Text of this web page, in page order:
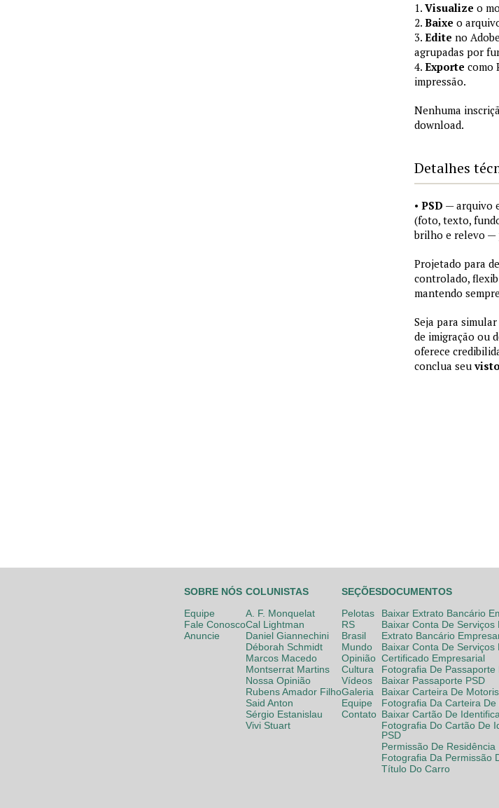
1. Visualize o
2. Baixe o
3. Edite no
agrupadas por
4. Exporte como
impressão.
Nenhuma
download.
Detalhes
• PSD — arquivo
(foto, texto,
brilho e relevo —
Projetado para
controlado,
mantendo
Seja para
de imigração ou
oferece
conclua seu
SOBRE NÓS
Equipe
Fale Conosco
Anuncie
COLUNISTAS
A. F. Monquelat
Cal Lightman
Daniel Giannechini
Déborah Schmidt
Marcos Macedo
Montserrat Martins
Nossa Opinião
Rubens Amador Filho
Said Anton
Sérgio Estanislau
Vivi Stuart
SEÇÕES
Pelotas
RS
Brasil
Mundo
Opinião
Cultura
Vídeos
Galeria
Equipe
Contato
DOCUMENTOS
Baixar Extrato Bancário
Baixar Conta De Serviços
Extrato Bancário
Baixar Conta De Serviços
Certificado Empresarial
Fotografia De Passaporte
Baixar Passaporte PSD
Baixar Carteira De
Fotografia Da Carteira De
Baixar Cartão De
Fotografia Do Cartão De
PSD
Permissão De Residência
Fotografia Da Permissão
Título Do Carro